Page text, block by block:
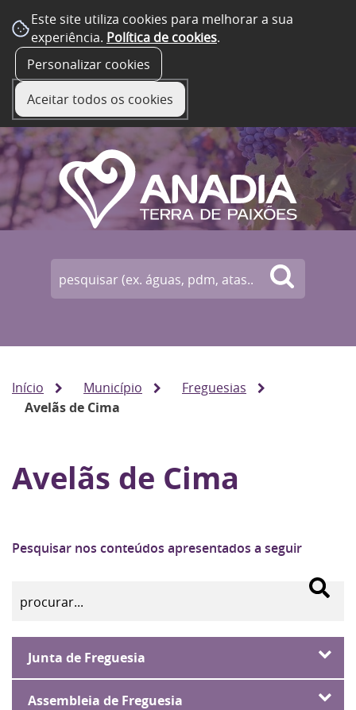
Este site utiliza cookies para melhorar a sua
experiência. Política de cookies.
Personalizar cookies
Aceitar todos os cookies
Início Município
Freguesias
Avelãs de Cima
Avelãs de Cima
Pesquisar nos conteúdos apresentados a seguir
Junta de Freguesia
Assembleia de Freguesia